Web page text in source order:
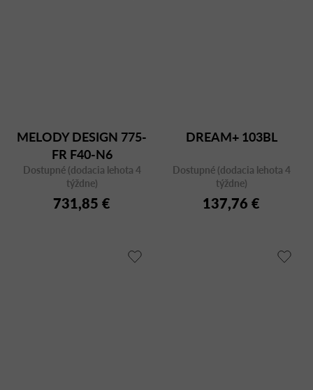
MELODY DESIGN 775-
FR F40-N6
Dostupné (dodacia lehota 4
týždne)
731,85 €
DREAM+ 103BL
Dostupné (dodacia lehota 4
týždne)
137,76 €